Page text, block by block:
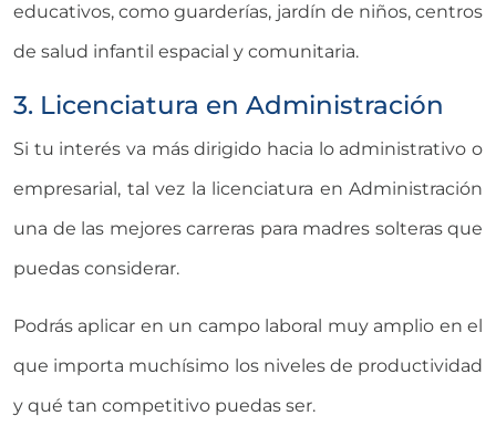
educativos, como guarderías, jardín de niños, centros
de salud infantil espacial y comunitaria.
3. Licenciatura en Administración
Si tu interés va más dirigido hacia lo administrativo o
empresarial, tal vez la licenciatura en Administración
una de las mejores carreras para madres solteras que
puedas considerar.
Podrás aplicar en un campo laboral muy amplio en el
que importa muchísimo los niveles de productividad
y qué tan competitivo puedas ser.